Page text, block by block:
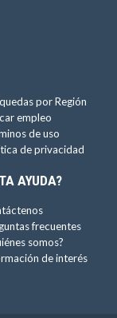
por Región
empleo
de uso
de privacidad
AYUDA?
frecuentes
somos?
de interés